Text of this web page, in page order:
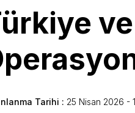
Tarihi : 25 Nisan 2026 -